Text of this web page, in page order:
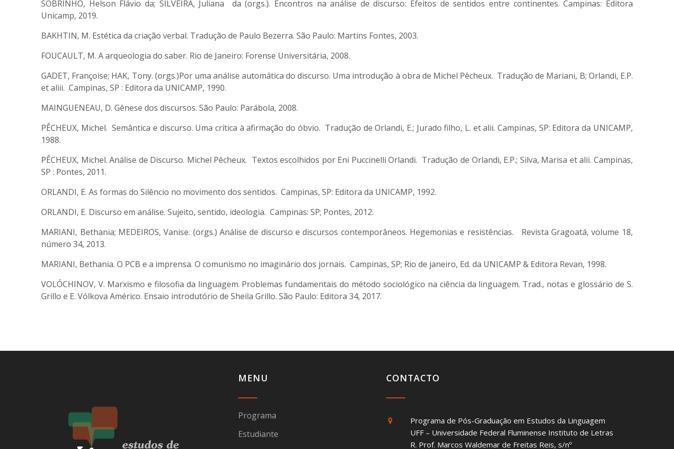
SOBRINHO, Helson Flávio da; SILVEIRA, Juliana da (orgs.). Encontros na análise de discurso: Efeitos de sentidos entre continentes. Campinas: Editora
Unicamp, 2019.
BAKHTIN, M. Estética da criação verbal. Tradução de Paulo Bezerra. São Paulo: Martins Fontes, 2003.
FOUCAULT, M. A arqueologia do saber. Rio de Janeiro: Forense Universitária, 2008.
GADET, Françoise; HAK, Tony. (orgs.)Por uma análise automática do discurso. Uma introdução à obra de Michel Pêcheux. Tradução de Mariani, B; Orlandi, E.P.
et aliii. Campinas, SP : Editora da UNICAMP, 1990.
MAINGUENEAU, D. Gênese dos discursos. São Paulo: Parábola, 2008.
PÊCHEUX, Michel. Semântica e discurso. Uma crítica à afirmação do óbvio. Tradução de Orlandi, E.; Jurado filho, L. et alii. Campinas, SP: Editora da UNICAMP,
1988.
PÊCHEUX, Michel. Análise de Discurso. Michel Pêcheux. Textos escolhidos por Eni Puccinelli Orlandi. Tradução de Orlandi, E.P.; Silva, Marisa et alii. Campinas,
SP : Pontes, 2011.
ORLANDI, E. As formas do Silêncio no movimento dos sentidos. Campinas, SP: Editora da UNICAMP, 1992.
ORLANDI, E. Discurso em análise. Sujeito, sentido, ideologia. Campinas: SP; Pontes, 2012.
MARIANI, Bethania; MEDEIROS, Vanise. (orgs.) Análise de discurso e discursos contemporâneos. Hegemonias e resistências. Revista Gragoatá, volume 18,
número 34, 2013.
MARIANI, Bethania. O PCB e a imprensa. O comunismo no imaginário dos jornais. Campinas, SP; Rio de janeiro, Ed. da UNICAMP & Editora Revan, 1998.
VOLÓCHINOV, V. Marxismo e filosofia da linguagem. Problemas fundamentais do método sociológico na ciência da linguagem. Trad., notas e glossário de S.
Grillo e E. Vólkova Américo. Ensaio introdutório de Sheila Grillo. São Paulo: Editora 34, 2017.
MENU
Programa
Estudiante
CONTACTO
Programa de Pós-Graduação em Estudos da Linguagem
UFF – Universidade Federal Fluminense Instituto de Letras
R. Prof. Marcos Waldemar de Freitas Reis, s/nº